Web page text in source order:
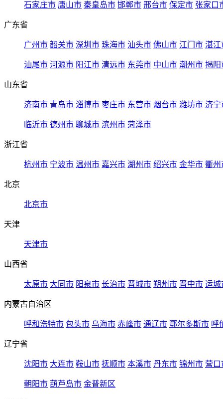
石家庄市 唐山市 秦皇岛市 邯郸市 邢台市 保定市 张家口
广东省
广州市 韶关市 深圳市 珠海市 汕头市 佛山市 江门市 湛江
汕尾市 河源市 阳江市 清远市 东莞市 中山市 潮州市 揭阳
山东省
济南市 青岛市 淄博市 枣庄市 东营市 烟台市 潍坊市 济宁
临沂市 德州市 聊城市 滨州市 菏泽市
浙江省
杭州市 宁波市 温州市 嘉兴市 湖州市 绍兴市 金华市 衢州
北京
北京市
天津
天津市
山西省
太原市 大同市 阳泉市 长治市 晋城市 朔州市 晋中市 运城
内蒙古自治区
呼和浩特市 包头市 乌海市 赤峰市 通辽市 鄂尔多斯市 呼
辽宁省
沈阳市 大连市 鞍山市 抚顺市 本溪市 丹东市 锦州市 营口
朝阳市 葫芦岛市 金普新区